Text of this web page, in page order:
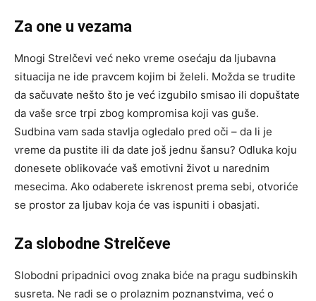
Za one u vezama
Mnogi Strelčevi već neko vreme osećaju da ljubavna
situacija ne ide pravcem kojim bi želeli. Možda se trudite
da sačuvate nešto što je već izgubilo smisao ili dopuštate
da vaše srce trpi zbog kompromisa koji vas guše.
Sudbina vam sada stavlja ogledalo pred oči – da li je
vreme da pustite ili da date još jednu šansu? Odluka koju
donesete oblikovaće vaš emotivni život u narednim
mesecima. Ako odaberete iskrenost prema sebi, otvoriće
se prostor za ljubav koja će vas ispuniti i obasjati.
Za slobodne Strelčeve
Slobodni pripadnici ovog znaka biće na pragu sudbinskih
susreta. Ne radi se o prolaznim poznanstvima, već o